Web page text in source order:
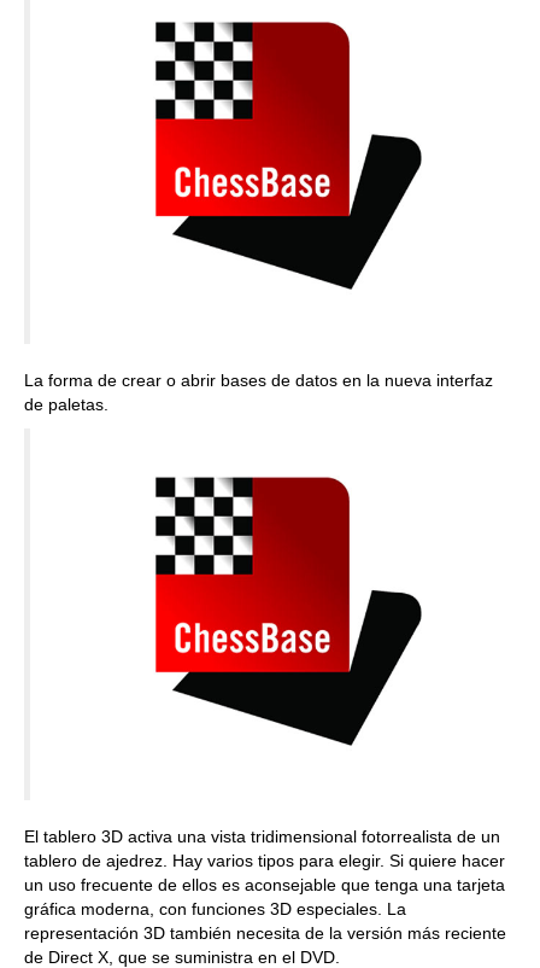
La forma de crear o abrir bases de datos en la nueva interfaz
de paletas.
El tablero 3D activa una vista tridimensional fotorrealista de un
tablero de ajedrez. Hay varios tipos para elegir. Si quiere hacer
un uso frecuente de ellos es aconsejable que tenga una tarjeta
gráfica moderna, con funciones 3D especiales. La
representación 3D también necesita de la versión más reciente
de Direct X, que se suministra en el DVD.